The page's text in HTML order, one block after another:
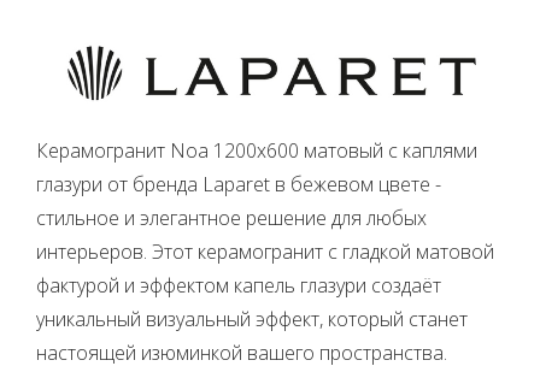
Керамогранит Noa 1200х600 матовый с каплями
глазури от бренда Laparet в бежевом цвете -
стильное и элегантное решение для любых
интерьеров. Этот керамогранит с гладкой матовой
фактурой и эффектом капель глазури создаёт
уникальный визуальный эффект, который станет
настоящей изюминкой вашего пространства.